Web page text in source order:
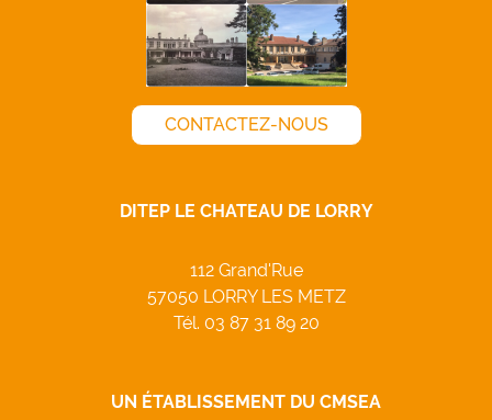
CONTACTEZ-NOUS
DITEP LE CHATEAU DE LORRY
112 Grand'Rue
57050 LORRY LES METZ
Tél. 03 87 31 89 20
UN ÉTABLISSEMENT DU CMSEA